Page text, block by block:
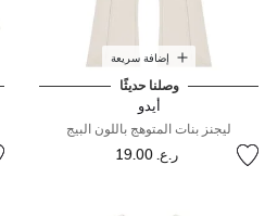
إضافة سريعة
وصلنا حديثًا
أيدو
ليجنز بنات المتوهج باللون البيج
ر.ع. 19.00